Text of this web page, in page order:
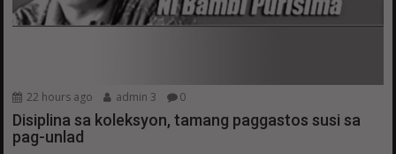
22 hours ago admin 3 0
Disiplina sa koleksyon, tamang paggastos susi sa
pag-unlad